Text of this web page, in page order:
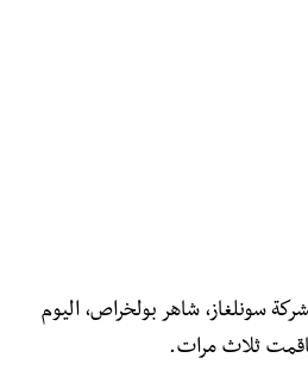
سونلغاز، شاهر بولخراص، اليوم
ثلاث مرات.